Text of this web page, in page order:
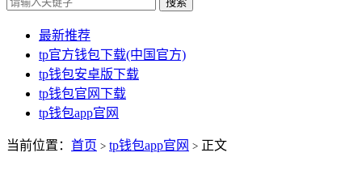
最新推荐
tp官方钱包下载(中国官方)
tp钱包安卓版下载
tp钱包官网下载
tp钱包app官网
当前位置： 首页 > tp钱包app官网 > 正文